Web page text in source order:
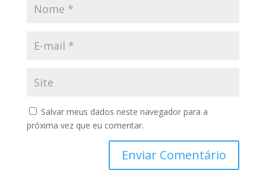
Salvar meus dados neste navegador para a
próxima vez que eu comentar.